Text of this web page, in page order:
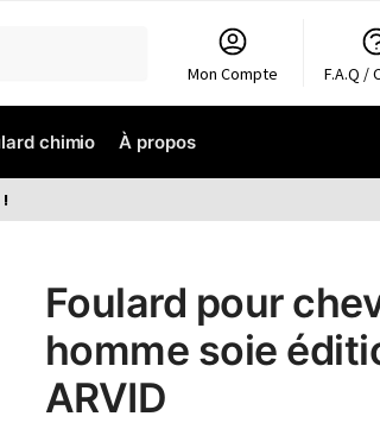
Mon Compte F.A.Q /
chimio À propos
Foulard pour
homme soie
ARVID